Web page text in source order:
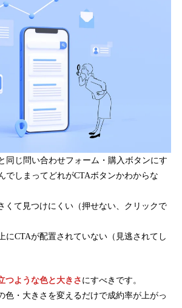
同じ問い合わせフォーム・購入ボタンにす
でしまってどれがCTAボタンかわからな
くて見つけにくい（押せない、クリックで
にCTAが配置されていない（見逃されてし
つような色と大きさ にすべきです。
色・大きさを変えるだけで成約率が上がっ